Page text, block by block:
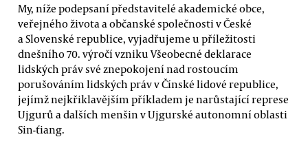
My, níže podepsaní představitelé akademické obce,
veřejného života a občanské společnosti v České
a Slovenské republice, vyjadřujeme u příležitosti
dnešního 70. výročí vzniku Všeobecné deklarace
lidských práv své znepokojení nad rostoucím
porušováním lidských práv v Čínské lidové republice,
jejímž nejkřiklavějším příkladem je narůstající represe
Ujgurů a dalších menšin v Ujgurské autonomní oblasti
Sin-ťiang.